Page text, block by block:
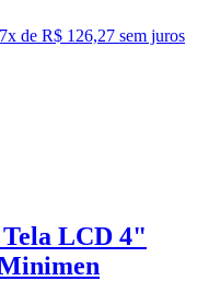
7x de R$ 126,27 sem juros
LCD 4"